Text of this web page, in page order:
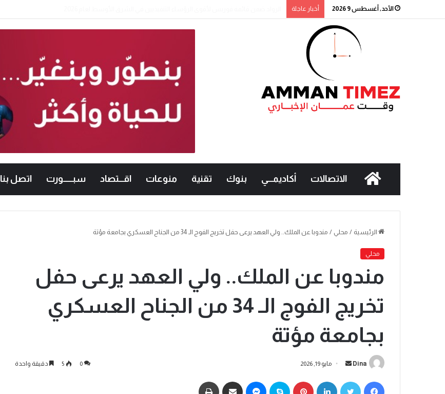
الأحد, أغسطس 9 2026 أخبار عاجلة
الاتصالات أكاديمـــي بنوك تقنية منوعات اقـــتصاد سبــــــورت اتصل بنا
الرئيسية / محلي / مندوبا عن الملك.. ولي العهد يرعى حفل تخريج الفوج الـ 34 من الجناح العسكري بجامعة مؤتة
محلي
مندوبا عن الملك.. ولي العهد يرعى حفل
تخريج الفوج الـ 34 من الجناح العسكري
بجامعة مؤتة
Dina مايو 19, 2026 0
5 دقيقة واحدة